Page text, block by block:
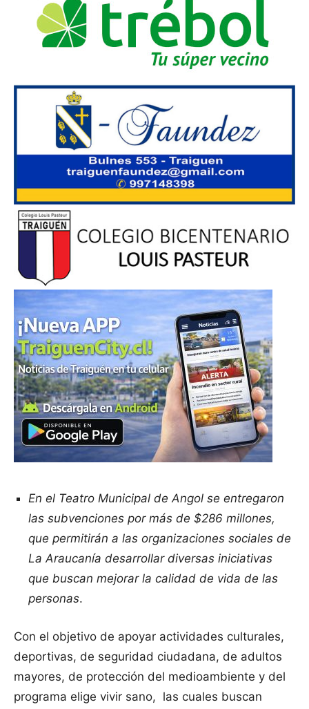
En el Teatro Municipal de Angol se entregaron
las subvenciones por más de $286 millones,
que permitirán a las organizaciones sociales de
La Araucanía desarrollar diversas iniciativas
que buscan mejorar la calidad de vida de las
personas.
Con el objetivo de apoyar actividades culturales,
deportivas, de seguridad ciudadana, de adultos
mayores, de protección del medioambiente y del
programa elige vivir sano, las cuales buscan